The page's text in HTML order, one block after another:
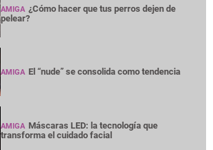
AMIGA ¿Cómo hacer que tus perros dejen de
pelear?
AMIGA El “nude” se consolida como tendencia
AMIGA Máscaras LED: la tecnología que
transforma el cuidado facial